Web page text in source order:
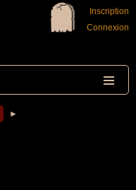
Inscription
Connexion
►